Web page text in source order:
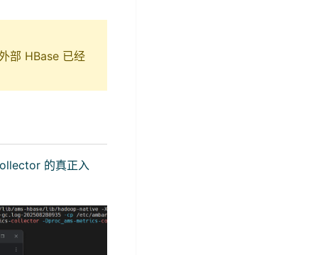
部 HBase 已经
的真正入